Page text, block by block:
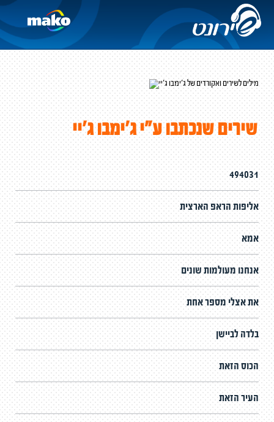
שירים שנכתבו ע"י ג'ימבו ג'יי
494031
אליפות הראפ הארצית
אמא
אנחנו מעולמות שונים
את אצלי מספר אחת
בלדה לביישן
הכוס הזאת
העיר הזאת